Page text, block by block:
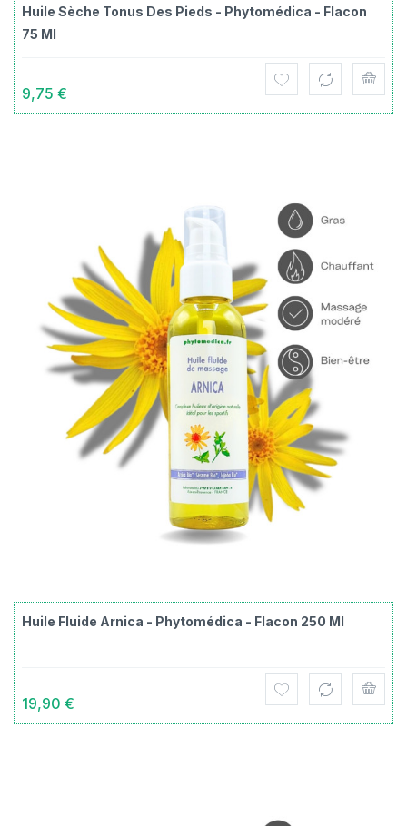
Huile Sèche Tonus Des Pieds - Phytomédica - Flacon
75 Ml
9,75 €
Huile Fluide Arnica - Phytomédica - Flacon 250 Ml
19,90 €